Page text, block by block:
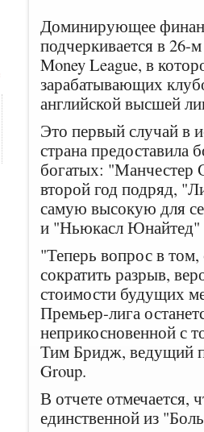
Доминирующее
подчеркивается в 26-
Money League, в
зарабатывающих
английской высшей
Это первый случай в
страна предоставила
богатых: "Манчестер
второй год подряд,
самую высокую для
и "Ньюкасл Юнайтед"
"Теперь вопрос в
сократить разрыв,
стоимости будущих
Премьер-лига
неприкосновенной с
Тим Бридж, ведущий
Group.
В отчете отмечается,
единственной из